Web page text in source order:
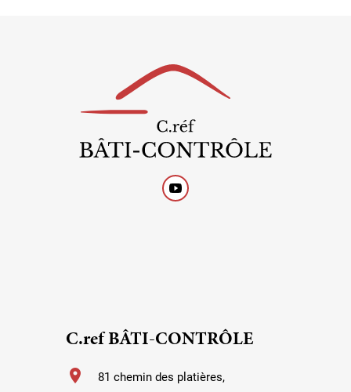
C.ref BÂTI-CONTRÔLE
location_on
81 chemin des platières,